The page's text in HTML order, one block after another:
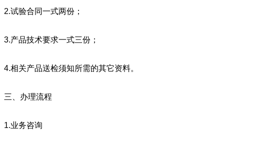
2.试验合同一式两份；
3.产品技术要求一式三份；
4.相关产品送检须知所需的其它资料。
三、办理流程
1.业务咨询